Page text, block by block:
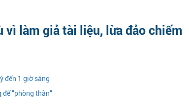
vì làm giả tài liệu, lừa đảo chiếm
đến 1 giờ sáng
để "phòng thân"